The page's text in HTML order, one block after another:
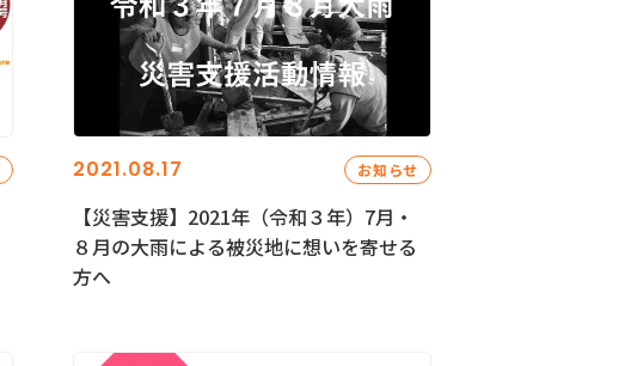
2021.08.17 お知らせ
【災害支援】2021年（令和３年）7月・
８月の大雨による被災地に想いを寄せる
方へ